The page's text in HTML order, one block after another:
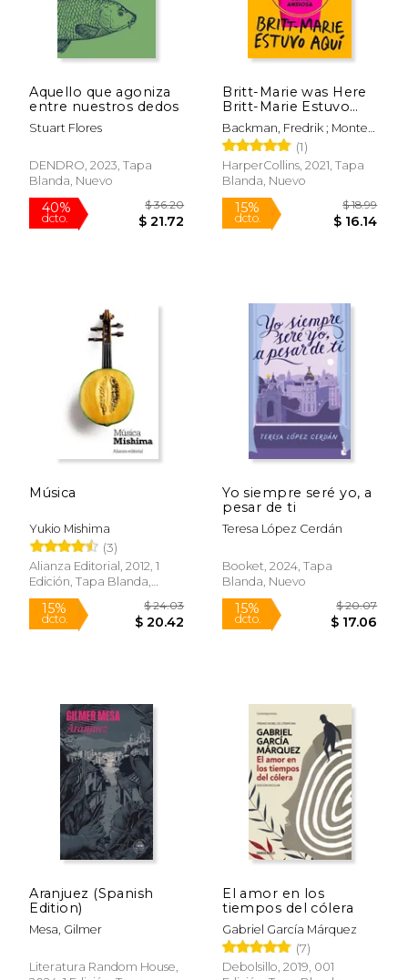
50% 50%
dcto.
30%
dcto.
Rápido
Aquello que agoniza
entre nuestros dedos
Stuart Flores
DENDRO, 2023, Tapa
Blanda, Nuevo
dcto. $ 21.72
Britt-Marie was Here
Britt-Marie Estuvo
Aquí
Backman, Fredrik ; Montes
Cano, Carmen
(1)
HarperCollins, 2021, Tapa
Blanda, Nuevo
15%
dcto.
Música
Yukio Mishima
(3)
Alianza Editorial, 2012, 1
Edición, Tapa Blanda,
Nuevo
Yo siempre seré yo, a
pesar de ti
Teresa López Cerdán
Booket, 2024, Tapa
Blanda, Nuevo
Aranjuez (Spanish
Edition)
Mesa, Gilmer
Literatura Random House,
El amor en los
tiempos del cólera
Gabriel García Márquez
(7)
Debolsillo, 2019, 001